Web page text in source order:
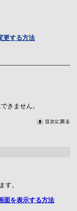
更する方法
きません。
す。
面を表示する方法